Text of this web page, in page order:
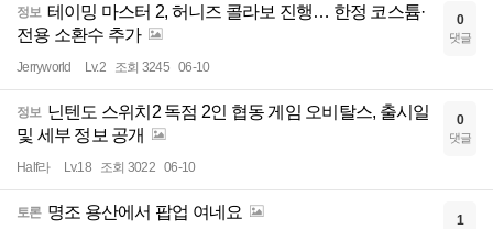
정보 테이밍 마스터 2, 허니즈 콜라보 진행… 한정 코스튬·
전용 소환수 추가
Jerryworld Lv.2 조회 3245 06-10
0
댓글
정보 닌텐도 스위치2 독점 2인 협동 게임 오비탈스, 출시일
및 세부 정보 공개
Half라 Lv.18 조회 3022 06-10
0
댓글
토론 명조 용산에서 팝업 여네요 1